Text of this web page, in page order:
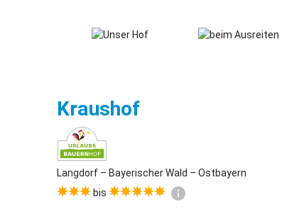
KraushofLangdorf
Langdorf – Bayerischer Wald – Ostbayern
bis